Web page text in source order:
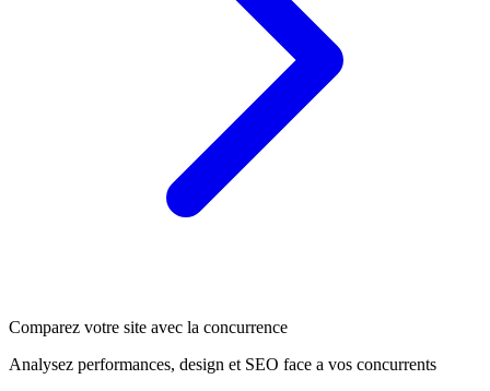
Comparez votre site avec la concurrence
Analysez performances, design et SEO face a vos concurrents